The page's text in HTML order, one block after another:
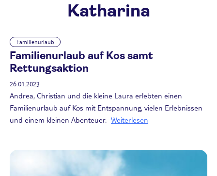
Katharina
Familienurlaub
Familienurlaub auf Kos samt
Rettungsaktion
26.01.2023
Andrea, Christian und die kleine Laura erlebten einen
Familienurlaub auf Kos mit Entspannung, vielen Erlebnissen
und einem kleinen Abenteuer. Weiterlesen